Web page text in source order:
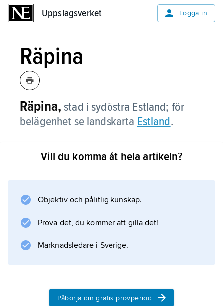
Uppslagsverket Logga in
Räpina
Räpina, stad i sydöstra Estland; för
belägenhet se landskarta Estland.
Vill du komma åt hela artikeln?
Objektiv och pålitlig kunskap.
Prova det, du kommer att gilla det!
Marknadsledare i Sverige.
Påbörja din gratis provperiod